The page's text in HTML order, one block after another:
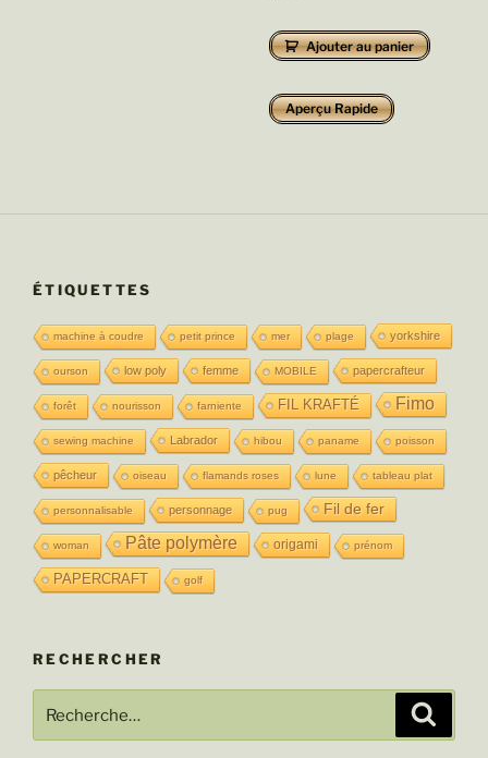
Ajouter au panier
Aperçu Rapide
ÉTIQUETTES
machine à coudre petit prince mer plage yorkshire
ourson low poly femme MOBILE papercrafteur
forêt nourisson farniente FIL KRAFTÉ Fimo
sewing machine Labrador hibou paname poisson
pêcheur oiseau flamands roses lune tableau plat
personnalisable personnage pug Fil de fer
woman Pâte polymère origami prénom
PAPERCRAFT golf
RECHERCHER